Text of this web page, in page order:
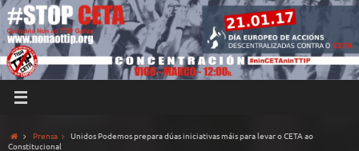
Prensa
Unidos Podemos prepara dúas iniciativas máis para levar o CETA ao
Constitucional